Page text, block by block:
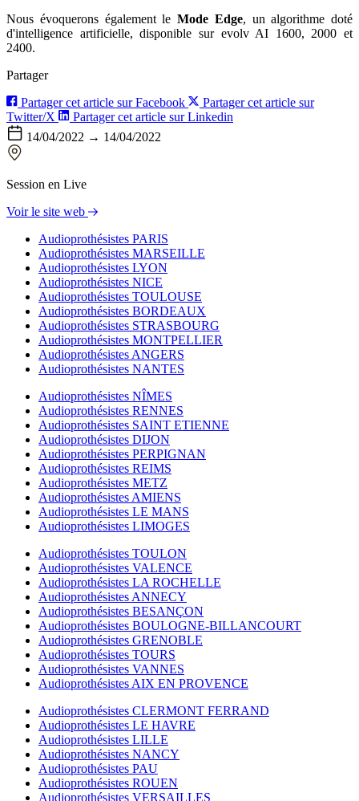
Nous évoquerons également le Mode Edge, un algorithme doté
d'intelligence artificielle, disponible sur evolv AI 1600, 2000 et
2400.
Partager
Partager cet article sur Facebook
Partager cet article sur
Twitter/X
Partager cet article sur Linkedin
14/04/2022 → 14/04/2022
Session en Live
Voir le site web
Audioprothésistes PARIS
Audioprothésistes MARSEILLE
Audioprothésistes LYON
Audioprothésistes NICE
Audioprothésistes TOULOUSE
Audioprothésistes BORDEAUX
Audioprothésistes STRASBOURG
Audioprothésistes MONTPELLIER
Audioprothésistes ANGERS
Audioprothésistes NANTES
Audioprothésistes NÎMES
Audioprothésistes RENNES
Audioprothésistes SAINT ETIENNE
Audioprothésistes DIJON
Audioprothésistes PERPIGNAN
Audioprothésistes REIMS
Audioprothésistes METZ
Audioprothésistes AMIENS
Audioprothésistes LE MANS
Audioprothésistes LIMOGES
Audioprothésistes TOULON
Audioprothésistes VALENCE
Audioprothésistes LA ROCHELLE
Audioprothésistes ANNECY
Audioprothésistes BESANÇON
Audioprothésistes BOULOGNE-BILLANCOURT
Audioprothésistes GRENOBLE
Audioprothésistes TOURS
Audioprothésistes VANNES
Audioprothésistes AIX EN PROVENCE
Audioprothésistes CLERMONT FERRAND
Audioprothésistes LE HAVRE
Audioprothésistes LILLE
Audioprothésistes NANCY
Audioprothésistes PAU
Audioprothésistes ROUEN
Audioprothésistes VERSAILLES